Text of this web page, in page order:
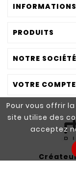
Pour vous offrir
site utilise des
acceptez
INFORMATIONS
PRODUITS
NOTRE SOCIÉTÉ
VOTRE COMPTE